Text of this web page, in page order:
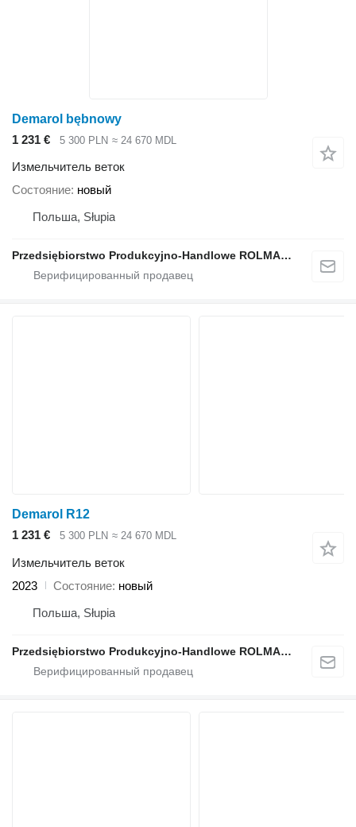
Demarol bębnowy
1 231 €
5 300 PLN ≈ 24 670 MDL
Измельчитель веток
Состояние новый
Польша, Słupia
Przedsiębiorstwo Produkcyjno-Handlowe ROLMAPOL Marcin Dziekan
Demarol R12
1 231 €
5 300 PLN ≈ 24 670 MDL
Измельчитель веток
2023
Состояние новый
Польша, Słupia
Przedsiębiorstwo Produkcyjno-Handlowe ROLMAPOL Marcin Dziekan